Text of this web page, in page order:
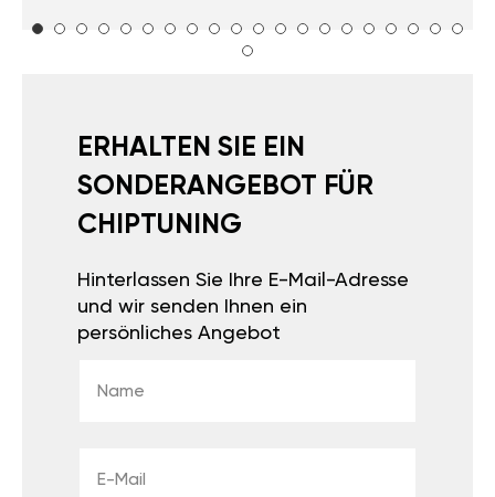
ERHALTEN SIE EIN
SONDERANGEBOT FÜR
CHIPTUNING
Hinterlassen Sie Ihre E-Mail-Adresse
und wir senden Ihnen ein
persönliches Angebot